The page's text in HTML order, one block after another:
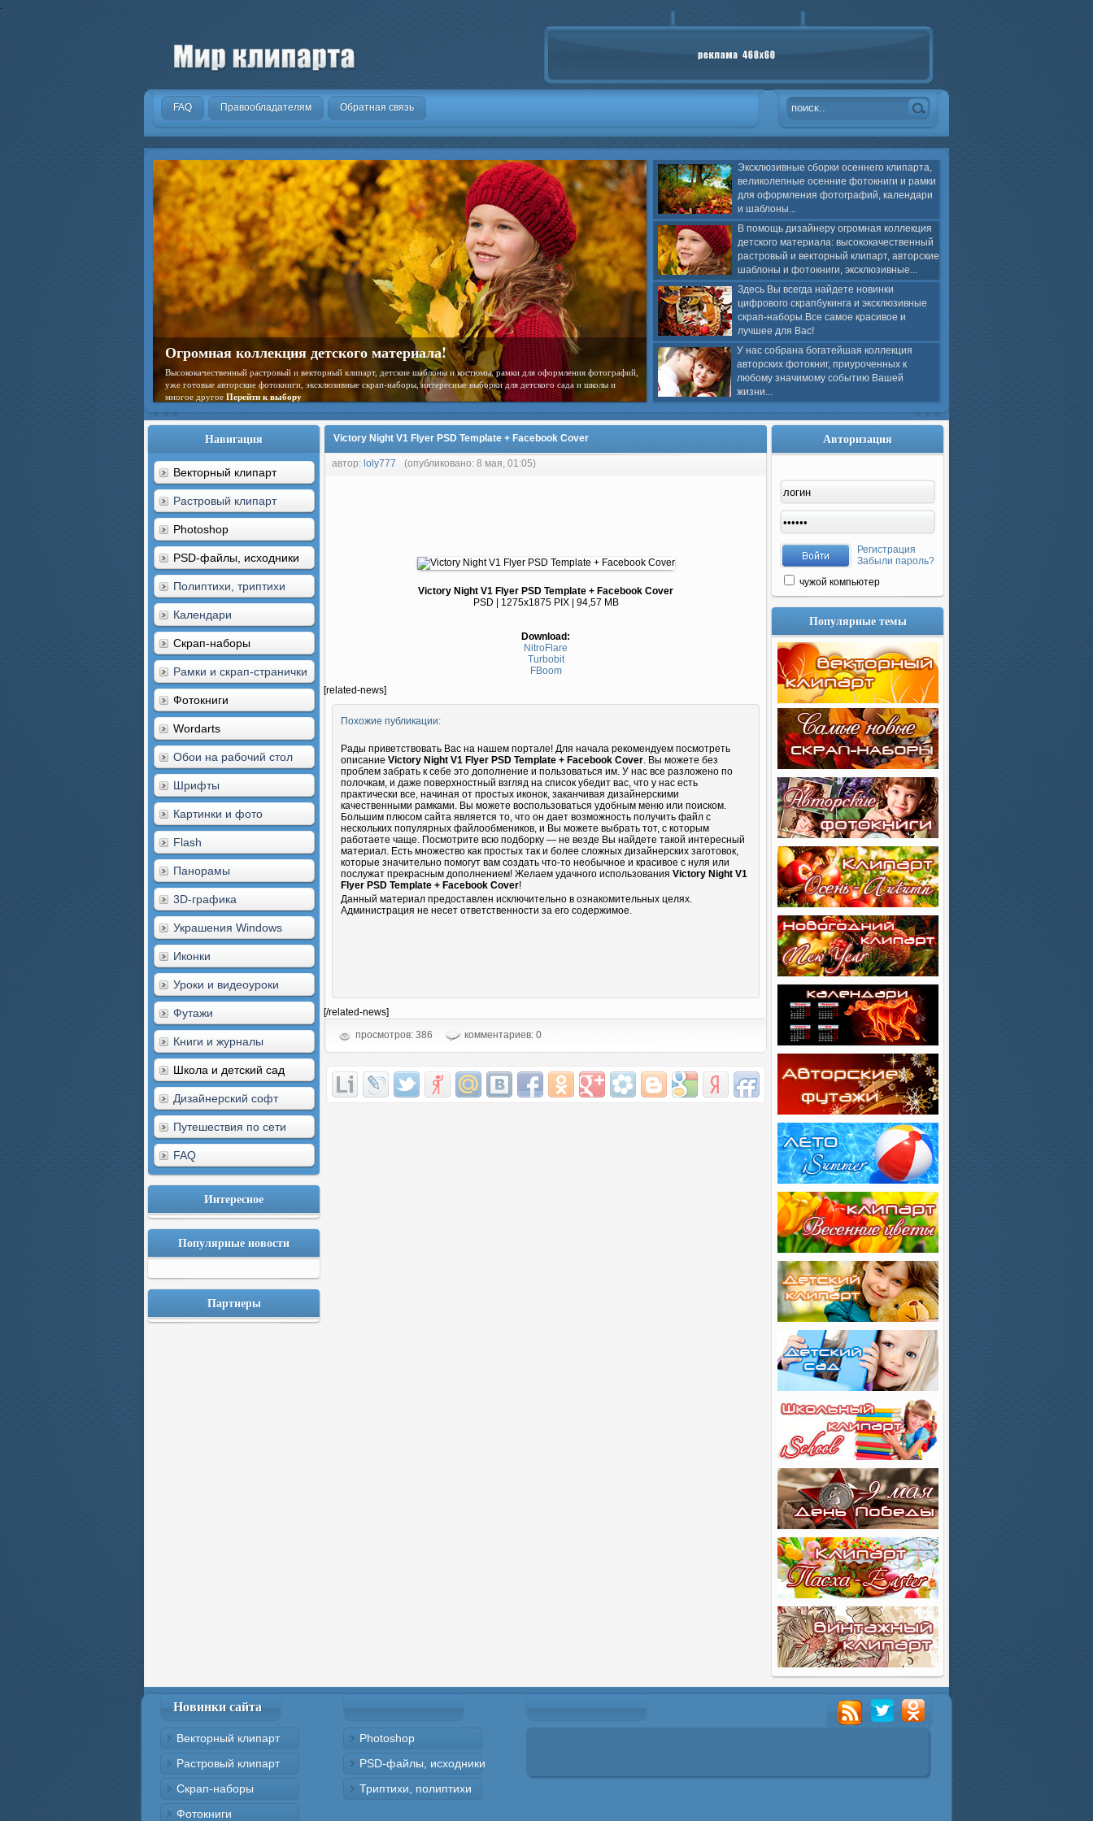
.
FAQ Правообладателям Обратная связь
Эксклюзивные сборки осеннего клипарта,
великолепные осенние фотокниги и рамки
для оформления фотографий, календари
и шаблоны...
В помощь дизайнеру огромная коллекция
детского материала: высококачественный
растровый и векторный клипарт, авторские
шаблоны и фотокниги, эксклюзивные...
Здесь Вы всегда найдете новинки
цифрового скрапбукинга и эксклюзивные
скрап-наборы.Все самое красивое и
лучшее для Вас!
У нас собрана богатейшая коллекция
авторских фотокниг, приуроченных к
любому значимому событию Вашей
жизни...
Огромная коллекция детского материала!
Высококачественный растровый и векторный клипарт, детские шаблоны и костюмы, рамки для оформления фотографий,
уже готовые авторские фотокниги, эксклюзивные скрап-наборы, интересные выборки для детского сада и школы и
многое другое Перейти к выбору
Навигация
Векторный клипарт
Растровый клипарт
Photoshop
PSD-файлы, исходники
Полиптихи, триптихи
Календари
Скрап-наборы
Рамки и скрап-странички
Фотокниги
Wordarts
Обои на рабочий стол
Шрифты
Картинки и фото
Flash
Панорамы
3D-графика
Украшения Windows
Иконки
Уроки и видеоуроки
Футажи
Книги и журналы
Школа и детский сад
Дизайнерский софт
Путешествия по сети
FAQ
Интересное
Популярные новости
Партнеры
Victory Night V1 Flyer PSD Template + Facebook Cover
автор: loly777 (опубликовано: 8 мая, 01:05)
Victory Night V1 Flyer PSD Template + Facebook Cover
PSD | 1275x1875 PIX | 94,57 MB
Download:
NitroFlare
Turbobit
FBoom
[related-news]
Похожие публикации:
Рады приветствовать Вас на нашем портале! Для начала рекомендуем посмотреть
описание Victory Night V1 Flyer PSD Template + Facebook Cover. Вы можете без
проблем забрать к себе это дополнение и пользоваться им. У нас все разложено по
полочкам, и даже поверхностный взгляд на список убедит вас, что у нас есть
практически все, начиная от простых иконок, заканчивая дизайнерскими
качественными рамками. Вы можете воспользоваться удобным меню или поиском.
Большим плюсом сайта является то, что он дает возможность получить файл с
нескольких популярных файлообмеников, и Вы можете выбрать тот, с которым
работаете чаще. Посмотрите всю подборку — не везде Вы найдете такой интересный
материал. Есть множество как простых так и более сложных дизайнерских заготовок,
которые значительно помогут вам создать что-то необычное и красивое с нуля или
послужат прекрасным дополнением! Желаем удачного использования Victory Night V1
Flyer PSD Template + Facebook Cover!
Данный материал предоставлен исключительно в ознакомительных целях.
Администрация не несет ответственности за его содержимое.
[/related-news]
просмотров: 386
комментариев: 0
Авторизация
Регистрация
Забыли пароль?
чужой компьютер
Популярные темы
Новинки сайта
Векторный клипарт
Растровый клипарт
Скрап-наборы
Фотокниги
Photoshop
PSD-файлы, исходники
Триптихи, полиптихи